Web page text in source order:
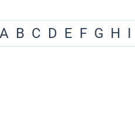
A B C D E F G H I